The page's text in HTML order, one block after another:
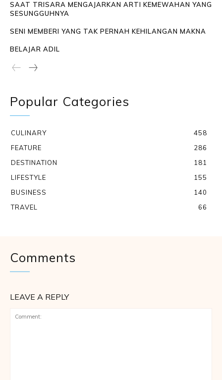
SAAT TRISARA MENGAJARKAN ARTI KEMEWAHAN YANG
SESUNGGUHNYA
SENI MEMBERI YANG TAK PERNAH KEHILANGAN MAKNA
BELAJAR ADIL
Popular Categories
CULINARY
458
FEATURE
286
DESTINATION
181
LIFESTYLE
155
BUSINESS
140
TRAVEL
66
Comments
LEAVE A REPLY